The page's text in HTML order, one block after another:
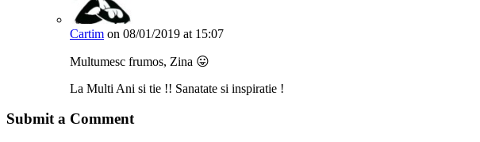
Cartim on 08/01/2019 at 15:07
Multumesc frumos, Zina 😛
La Multi Ani si tie !! Sanatate si inspiratie !
Submit a Comment